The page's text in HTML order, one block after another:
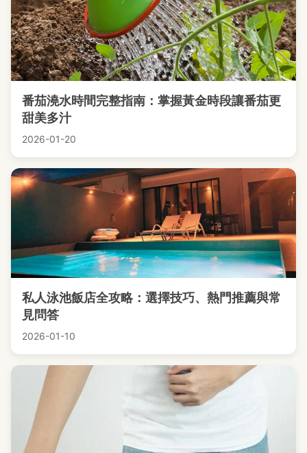
番茄澆水時間完整指南：掌握黃金時段讓番茄更
甜美多汁
2026-01-20
私人泳池飯店全攻略：選擇技巧、熱門推薦與常
見問答
2026-01-10